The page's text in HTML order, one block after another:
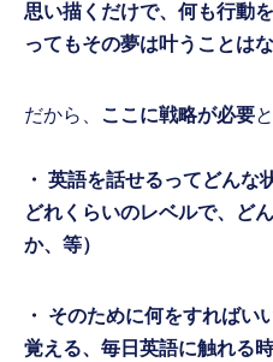
思い描くだけで、何も行動
ってもその夢は叶うことは
だから、 ここに戦略が必要
・ 英語を話せるってどんな
どれくらいのレベルで、ど
か、等）
・ そのために何をすれば
覚える、毎日英語に触れる